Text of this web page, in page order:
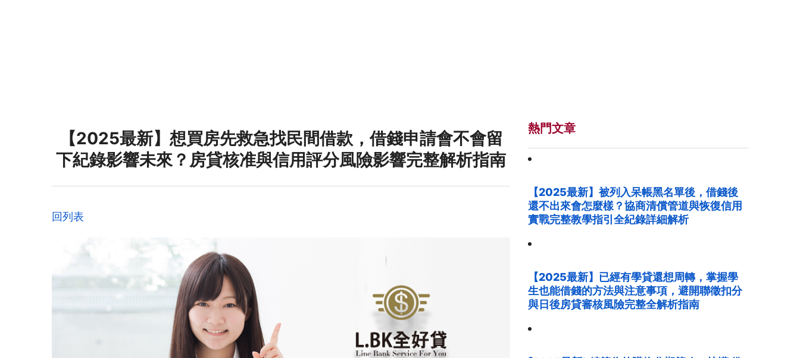
【2025最新】想買房先救急找民間借款，借錢申請會不會留
下紀錄影響未來？房貸核准與信用評分風險影響完整解析指南
回列表
熱門文章
【2025最新】被列入呆帳黑名單後，借錢後
還不出來會怎麼樣？協商清償管道與恢復信用
實戰完整教學指引全紀錄詳細解析
【2025最新】已經有學貸還想周轉，掌握學
生也能借錢的方法與注意事項，避開聯徵扣分
與日後房貸審核風險完整全解析指南